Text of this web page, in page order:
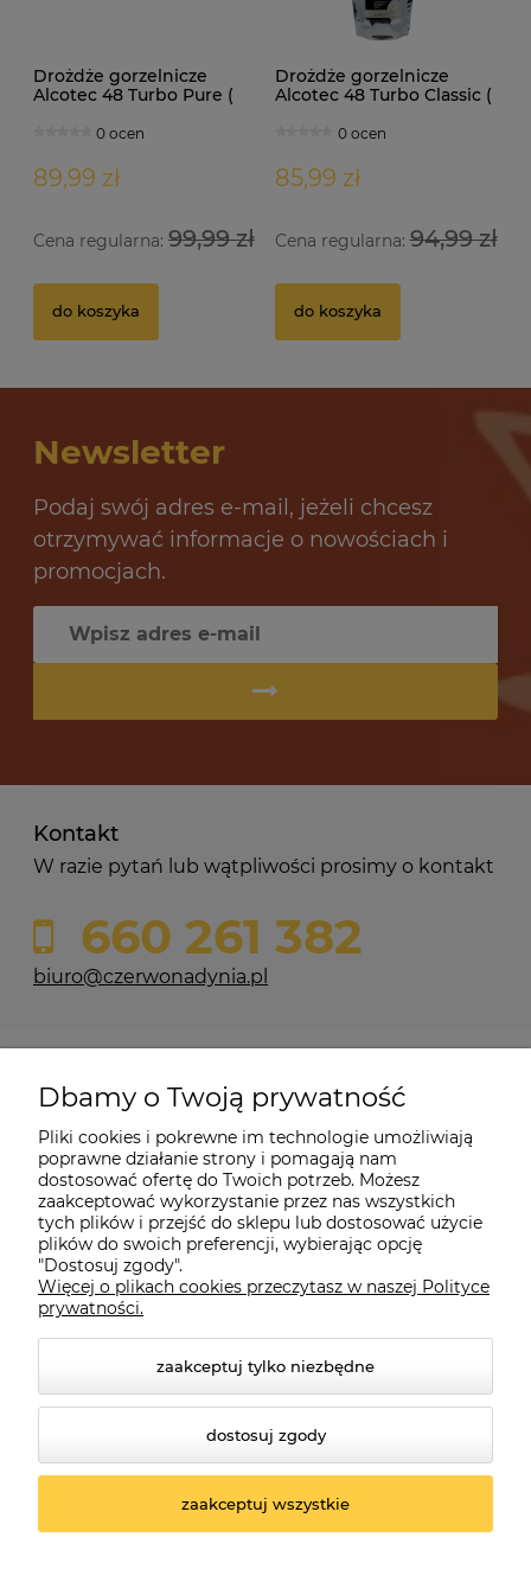
Drożdże gorzelnicze
Alcotec 48 Turbo Pure (
0 ocen
89,99 zł
Cena regularna: 99,99 zł
do koszyka
Drożdże gorzelnicze
Alcotec 48 Turbo Classic (
0 ocen
85,99 zł
Cena regularna:94,99 zł
do koszyka
12,69 zł
do koszyka
Newsletter
Podaj swój adres e-mail, jeżeli chcesz
otrzymywać informacje o nowościach i
promocjach.
Kontakt
W razie pytań lub wątpliwości prosimy o kontakt
660 261 382
biuro@czerwonadynia.pl
Moje konto
O firmie
Czerwona Dynia|ul. Konarskiego 9a| 66-200 Świebodzin |
© 2026 czerwonadynia.pl. Wszelkie prawa zastrzeżone.
Dbamy o Twoją prywatność
Pliki cookies i pokrewne im technologie umożliwiają
poprawne działanie strony i pomagają nam
dostosować ofertę do Twoich potrzeb. Możesz
zaakceptować wykorzystanie przez nas wszystkich
tych plików i przejść do sklepu lub dostosować użycie
plików do swoich preferencji, wybierając opcję
"Dostosuj zgody".
Więcej o plikach cookies przeczytasz w naszej Polityce
prywatności.
zaakceptuj tylko niezbędne
dostosuj zgody
zaakceptuj wszystkie